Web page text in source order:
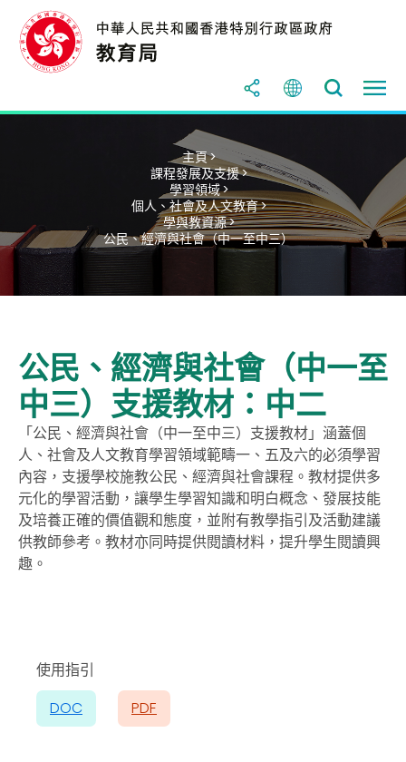
主頁 >
課程發展及支援 >
學習領域 >
個人、社會及人文教育 >
學與教資源 >
公民、經濟與社會（中一至中三）
公民、經濟與社會（中一至
中三）支援教材：中二
「公民、經濟與社會（中一至中三）支援教材」涵蓋個
人、社會及人文教育學習領域範疇一、五及六的必須學習
內容，支援學校施教公民、經濟與社會課程。教材提供多
元化的學習活動，讓學生學習知識和明白概念、發展技能
及培養正確的價值觀和態度，並附有教學指引及活動建議
供教師參考。教材亦同時提供閱讀材料，提升學生閱讀興
趣。
使用指引
DOC
PDF